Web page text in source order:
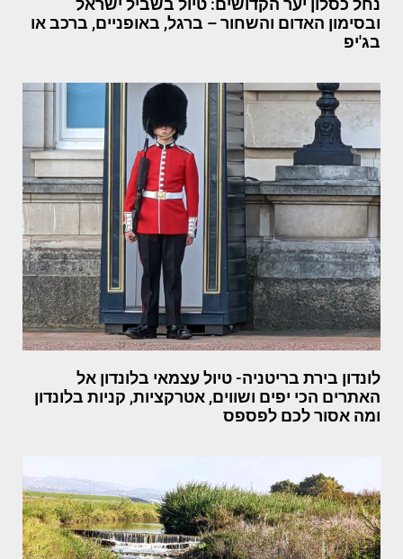
נחל כסלון יער הקדושים: טיול בשביל ישראל
ובסימון האדום והשחור – ברגל, באופניים, ברכב או
בג'יפ
לונדון בירת בריטניה- טיול עצמאי בלונדון אל
האתרים הכי יפים ושווים, אטרקציות, קניות בלונדון
ומה אסור לכם לפספס